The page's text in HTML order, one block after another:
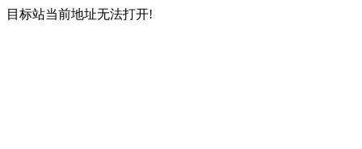
目标站当前地址无法打开!